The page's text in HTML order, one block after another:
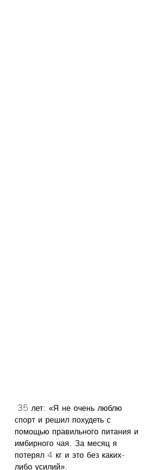
спорт и решил похудеть с
помощью правильного питания и
имбирного чая. За месяц я
потерял 4 кг и это без каких-
либо усилий».